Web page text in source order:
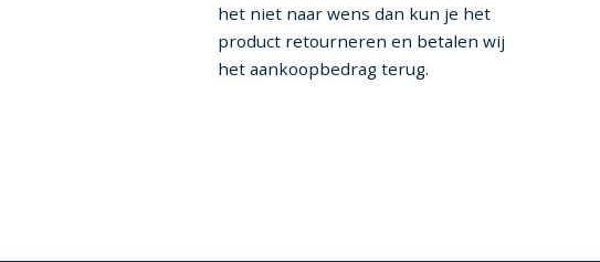
het niet naar wens dan kun je het
product retourneren en betalen wij
het aankoopbedrag terug.